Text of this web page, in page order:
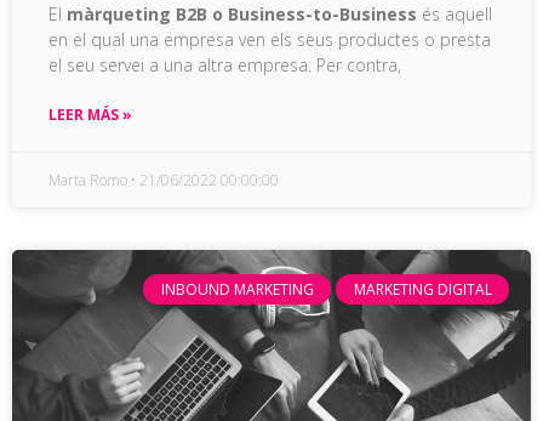
El màrqueting B2B o Business-to-Business és aquell
en el qual una empresa ven els seus productes o presta
el seu servei a una altra empresa. Per contra,
LEER MÁS »
Marta Romo 21/06/2022 00:00:00
INBOUND MARKETING MARKETING DIGITAL